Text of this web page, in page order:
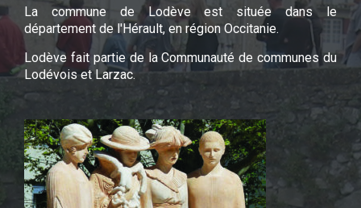
La commune de Lodève est située dans le
département de l'Hérault, en région Occitanie.
Lodève fait partie de la Communauté de communes du
Lodévois et Larzac.